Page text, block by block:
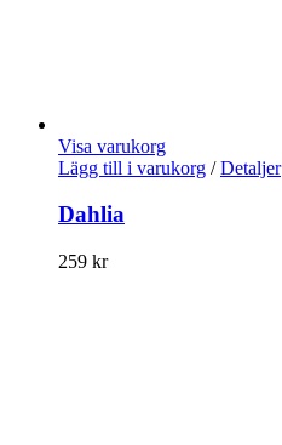
Visa varukorg
Lägg till i varukorg / Detaljer
Dahlia
259 kr